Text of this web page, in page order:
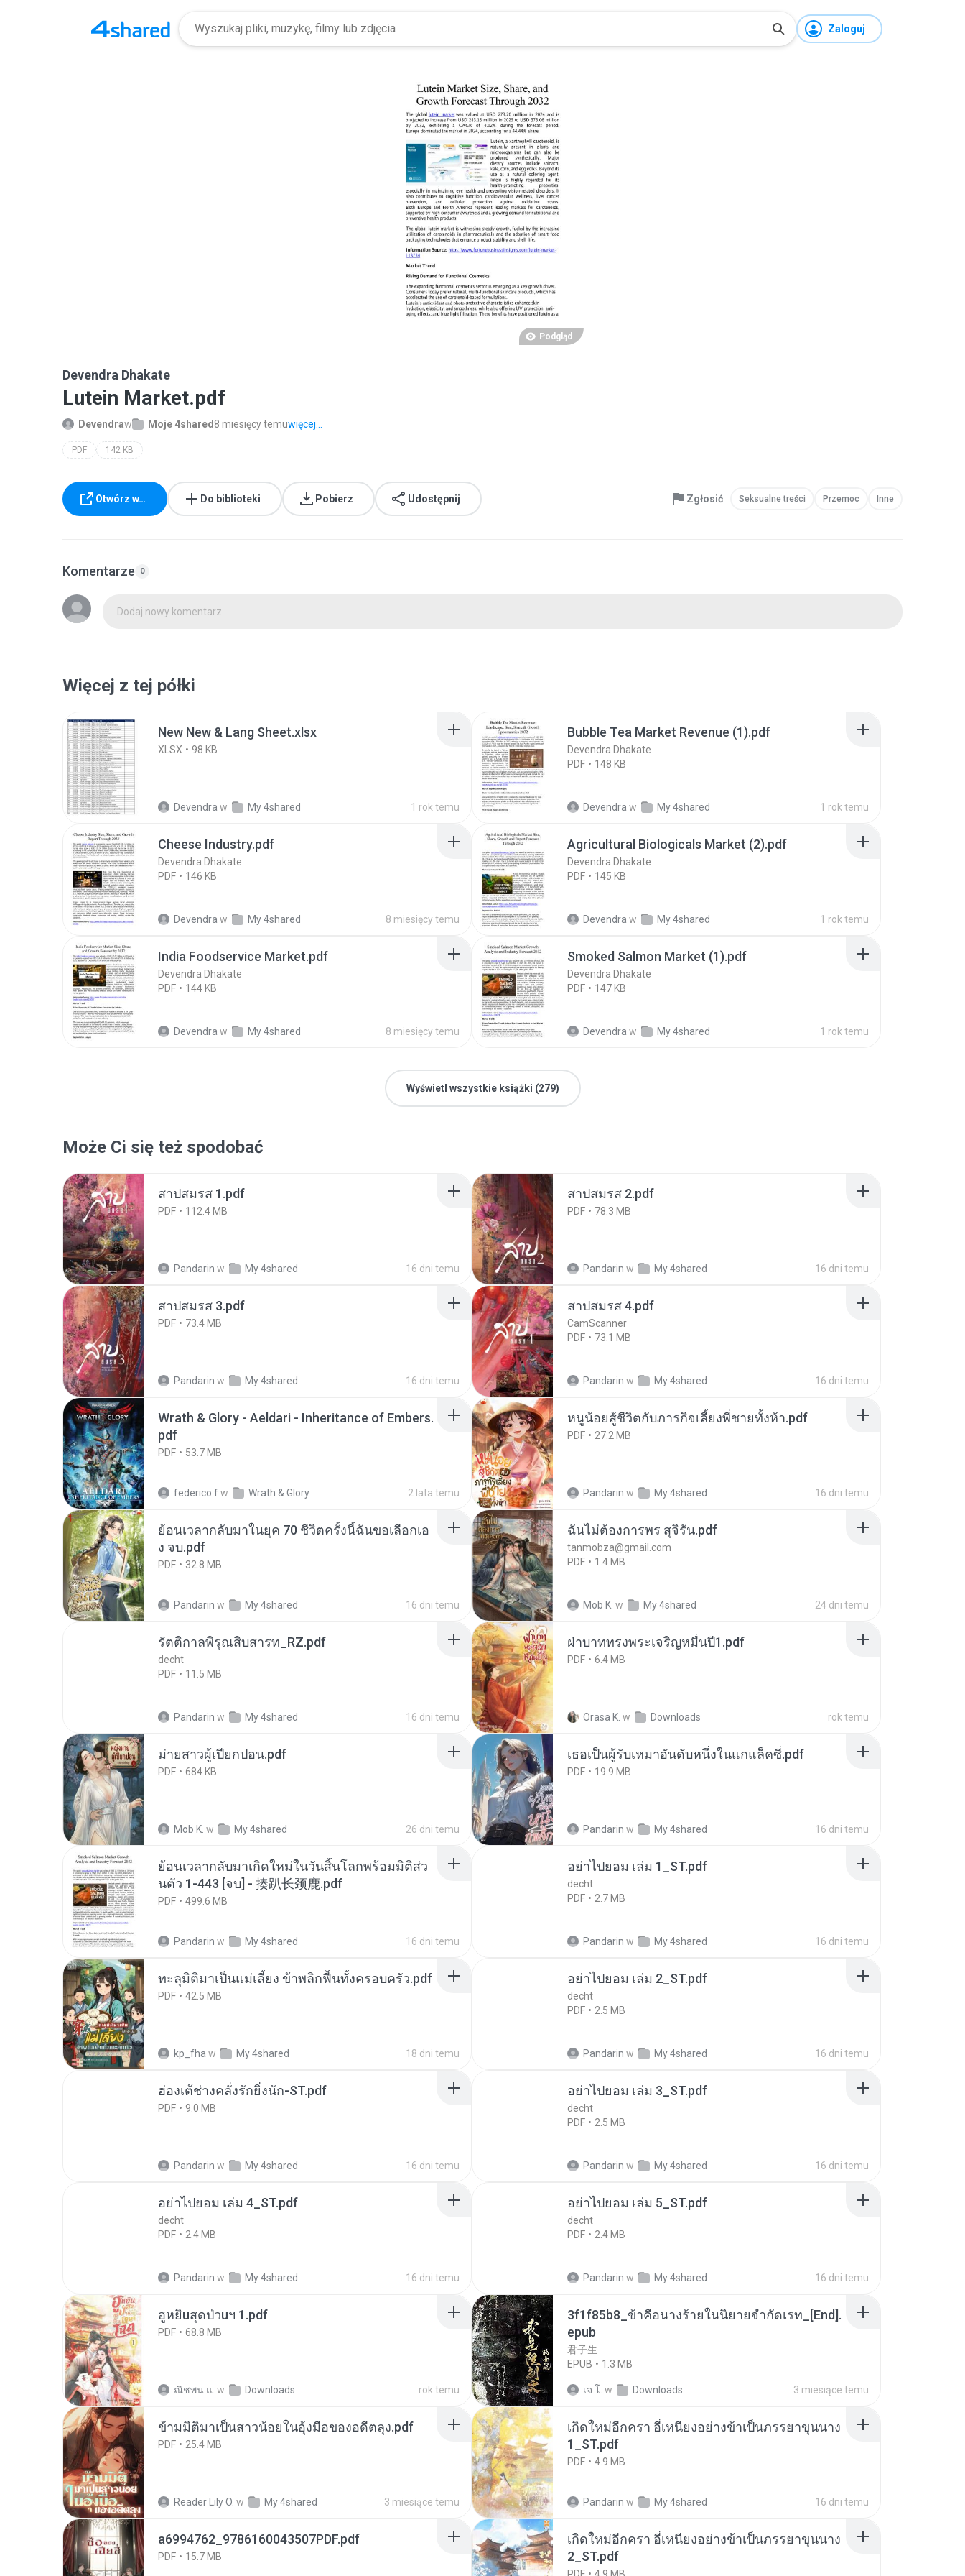
Zaloguj
Podgląd
Devendra Dhakate
Lutein Market.pdf
Devendraw Moje 4shared 8 miesięcy temuwięcej...
PDF 142 KB
Otwórz w… Do biblioteki Pobierz Udostępnij Zgłosić Seksualne treści Przemoc Inne
Komentarze 0
Dodaj nowy komentarz
Więcej z tej półki
New New & Lang Sheet.xlsx
XLSX 98 KB
Devendra w My 4shared 1 rok temu
Bubble Tea Market Revenue (1).pdf
Devendra Dhakate
PDF
148 KB
Devendra w My 4shared 1 rok temu
Cheese Industry.pdf
Devendra Dhakate
PDF
146 KB
Devendra w My 4shared 8 miesięcy temu
Agricultural Biologicals Market (2).pdf
Devendra Dhakate
PDF
145 KB
Devendra w My 4shared 1 rok temu
India Foodservice Market.pdf
Devendra Dhakate
PDF
144 KB
Devendra w My 4shared 8 miesięcy temu
Smoked Salmon Market (1).pdf
Devendra Dhakate
PDF
147 KB
Devendra w My 4shared 1 rok temu
Wyświetl wszystkie książki (279)
Może Ci się też spodobać
สาปสมรส 1.pdf
PDF 112.4 MB
Pandarin w My 4shared 16 dni temu
สาปสมรส 2.pdf
PDF 78.3 MB
Pandarin w My 4shared 16 dni temu
สาปสมรส 3.pdf
PDF 73.4 MB
Pandarin w My 4shared 16 dni temu
สาปสมรส 4.pdf
CamScanner
PDF
73.1 MB
Pandarin w My 4shared 16 dni temu
Wrath & Glory - Aeldari - Inheritance of Embers.
pdf
PDF 53.7 MB
federico fw Wrath & Glory 2 lata temu
หนูน้อยสู้ชีวิตกับภารกิจเลี้ยงพี่ชายทั้งห้า.pdf
PDF 27.2 MB
Pandarin w My 4shared 16 dni temu
ย้อนเวลากลับมาในยุค 70 ชีวิตครั้งนี้ฉันขอเลือกเอ
ง จบ.pdf
PDF 32.8 MB
Pandarin w My 4shared 16 dni temu
ฉันไม่ต้องการพร สุจิรัน.pdf
tanmobza@gmail.com
PDF
1.4 MB
Mob K. w My 4shared 24 dni temu
รัตติกาลพิรุณสิบสารท_RZ.pdf
decht
PDF
11.5 MB
Pandarin w My 4shared 16 dni temu
ฝ่าบาททรงพระเจริญหมื่นปี1.pdf
PDF 6.4 MB
Orasa K. w Downloads rok temu
ม่ายสาวผู้เปียกปอน.pdf
PDF 684 KB
Mob K. w My 4shared 26 dni temu
เธอเป็นผู้รับเหมาอันดับหนึ่งในแกแล็คซี่.pdf
PDF 19.9 MB
Pandarin w My 4shared 16 dni temu
ย้อนเวลากลับมาเกิดใหม่ในวันสิ้นโลกพร้อมมิติส่ว
นตัว 1-443 [จบ] - 揍趴长颈鹿.pdf
PDF 499.6 MB
Pandarin w My 4shared 16 dni temu
อย่าไปยอม เล่ม 1_ST.pdf
decht
PDF
2.7 MB
Pandarin w My 4shared 16 dni temu
ทะลุมิติมาเป็นแม่เลี้ยง ข้าพลิกฟื้นทั้งครอบครัว.pdf
PDF 42.5 MB
kp_fha w My 4shared 18 dni temu
อย่าไปยอม เล่ม 2_ST.pdf
decht
PDF
2.5 MB
Pandarin w My 4shared 16 dni temu
ฮ่องเต้ช่างคลั่งรักยิ่งนัก-ST.pdf
PDF 9.0 MB
Pandarin w My 4shared 16 dni temu
อย่าไปยอม เล่ม 3_ST.pdf
decht
PDF
2.5 MB
Pandarin w My 4shared 16 dni temu
อย่าไปยอม เล่ม 4_ST.pdf
decht
PDF
2.4 MB
Pandarin w My 4shared 16 dni temu
อย่าไปยอม เล่ม 5_ST.pdf
decht
PDF
2.4 MB
Pandarin w My 4shared 16 dni temu
ฮูหยิuสุดป่วuฯ 1.pdf
PDF 68.8 MB
ณิชพน แ. w Downloads rok temu
3f1f85b8_ข้าคือนางร้ายในนิยายจำกัดเรท_[End].
epub
君子生
EPUB
1.3 MB
เจ โ. w Downloads 3 miesiące temu
ข้ามมิติมาเป็นสาวน้อยในอุ้งมือของอดีตลุง.pdf
PDF 25.4 MB
Reader Lily O. w My 4shared 3 miesiące temu
เกิดใหม่อีกครา อี๋เหนียงอย่างข้าเป็นภรรยาขุนนาง
1_ST.pdf
PDF 4.9 MB
Pandarin w My 4shared 16 dni temu
a6994762_9786160043507PDF.pdf
PDF 15.7 MB
เกิดใหม่อีกครา อี๋เหนียงอย่างข้าเป็นภรรยาขุนนาง
2_ST.pdf